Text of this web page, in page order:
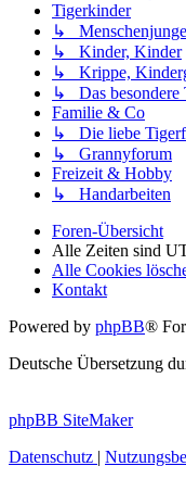
Tigerkinder
↳
↳ Kinder, Kinder
↳ Krippe,
↳ Das besondere
Familie & Co
↳ Die liebe
↳ Grannyforum
Freizeit & Hobby
↳ Handarbeiten
Foren-Übersicht
Alle Zeiten sind
Alle Cookies
Kontakt
Powered by phpBB®
Deutsche Übersetzung
phpBB SiteMaker
Datenschutz |